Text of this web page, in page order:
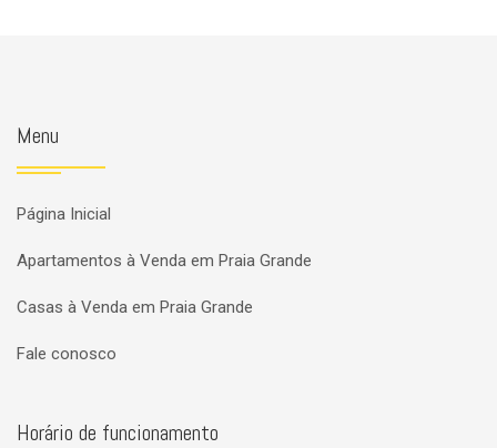
Menu
Página Inicial
Apartamentos à Venda em Praia Grande
Casas à Venda em Praia Grande
Fale conosco
Horário de funcionamento